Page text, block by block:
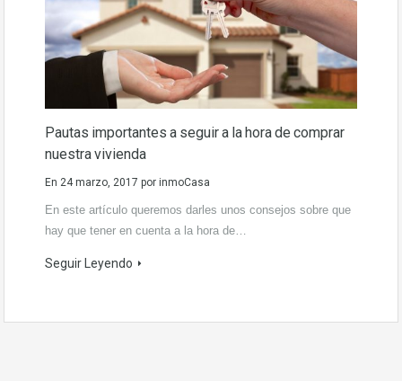
Pautas importantes a seguir a la hora de comprar
nuestra vivienda
En 24 marzo, 2017 por inmoCasa
En este artículo queremos darles unos consejos sobre que
hay que tener en cuenta a la hora de…
Seguir Leyendo